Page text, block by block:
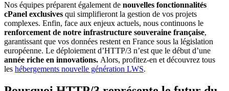
Nos équipes préparent également de nouvelles fonctionnalités
cPanel exclusives qui simplifieront la gestion de vos projets
complexes. Enfin, face aux enjeux actuels, nous continuons le
renforcement de notre infrastructure souveraine française,
garantissant que vos données restent en France sous la législation
européenne. Le déploiement d’HTTP/3 n’est que le début d’une
année riche en innovations. Alors, profitez-en et découvrez tous
les hébergements nouvelle génération LWS.